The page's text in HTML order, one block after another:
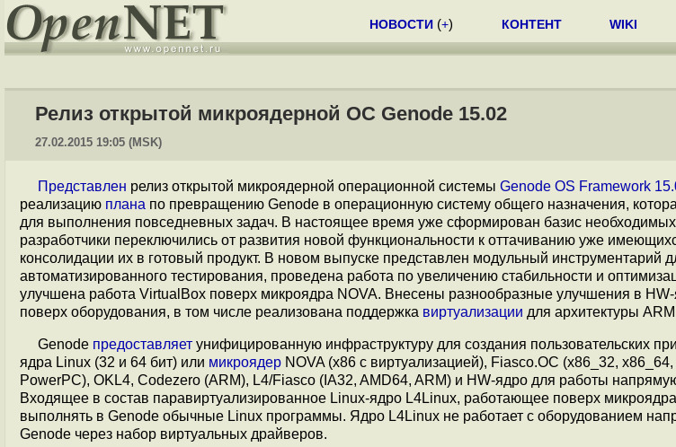
НОВОСТИ (+) КОНТЕНТ WIKI
Релиз открытой микроядерной ОС Genode 15.02
27.02.2015 19:05 (MSK)
Представлен релиз открытой микроядерной операционной системы Genode OS Framework
реализацию плана по превращению Genode в операционную систему общего назначения,
для выполнения повседневных задач. В настоящее время уже сформирован базис
разработчики переключились от развития новой функциональности к оттачиванию уже
консолидации их в готовый продукт. В новом выпуске представлен модульный инструментарий
автоматизированного тестирования, проведена работа по увеличению стабильности и
улучшена работа VirtualBox поверх микроядра NOVA. Внесены разнообразные улучшения в
поверх оборудования, в том числе реализована поддержка виртуализации для архитектуры
Genode предоставляет унифицированную инфраструктуру для создания пользовательских
ядра Linux (32 и 64 бит) или микроядер NOVA (x86 с виртуализацией), Fiasco.OC (x86_32,
PowerPC), OKL4, Codezero (ARM), L4/Fiasco (IA32, AMD64, ARM) и HW-ядро для работы
Входящее в состав паравиртуализированное Linux-ядро L4Linux, работающее поверх
выполнять в Genode обычные Linux программы. Ядро L4Linux не работает с оборудованием
Genode через набор виртуальных драйверов.